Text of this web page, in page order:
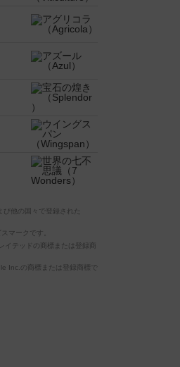
他の国々で登録された
マークです。
テッドの商標または登録商
Inc.の商標または登録商標で